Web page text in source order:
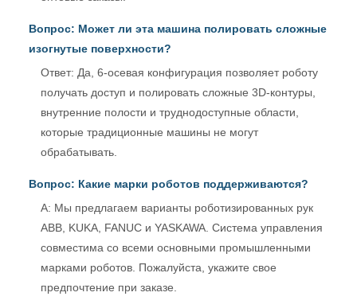
Вопрос: Может ли эта машина полировать сложные
изогнутые поверхности?
Ответ: Да, 6-осевая конфигурация позволяет роботу
получать доступ и полировать сложные 3D-контуры,
внутренние полости и труднодоступные области,
которые традиционные машины не могут
обрабатывать.
Вопрос: Какие марки роботов поддерживаются?
A: Мы предлагаем варианты роботизированных рук
ABB, KUKA, FANUC и YASKAWA. Система управления
совместима со всеми основными промышленными
марками роботов. Пожалуйста, укажите свое
предпочтение при заказе.